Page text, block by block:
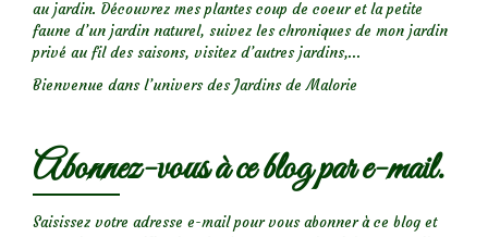
au jardin. Découvrez mes plantes coup de coeur et la petite
faune d’un jardin naturel, suivez les chroniques de mon jardin
privé au fil des saisons, visitez d’autres jardins,...
Bienvenue dans l’univers des Jardins de Malorie
Abonnez-vous à ce blog par e-mail.
Saisissez votre adresse e-mail pour vous abonner à ce blog et